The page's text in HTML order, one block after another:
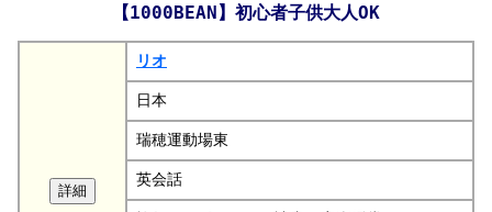
【1000BEAN】初心者子供大人OK
リオ
日本
瑞穂運動場東
英会話